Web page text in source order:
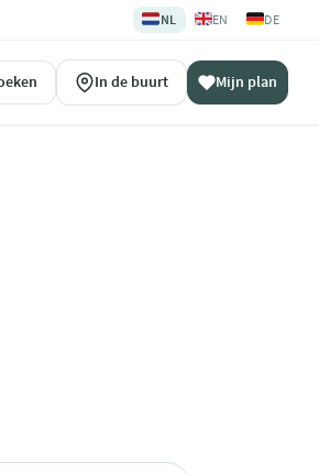
🇳🇱NL 🇬🇧EN 🇩🇪DE
In de buurt Mijn plan